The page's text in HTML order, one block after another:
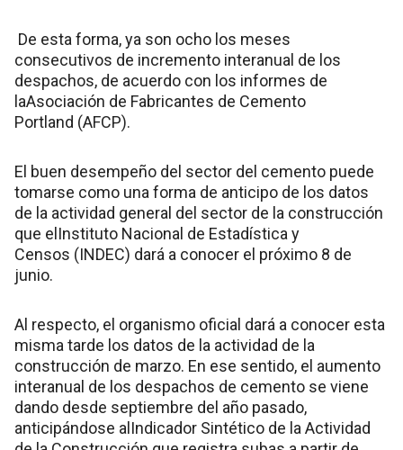
De esta forma, ya son ocho los meses
consecutivos de incremento interanual de los
despachos, de acuerdo con los informes de
laAsociación de Fabricantes de Cemento
Portland (AFCP).
El buen desempeño del sector del cemento puede
tomarse como una forma de anticipo de los datos
de la actividad general del sector de la construcción
que elInstituto Nacional de Estadística y
Censos (INDEC) dará a conocer el próximo 8 de
junio.
Al respecto, el organismo oficial dará a conocer esta
misma tarde los datos de la actividad de la
construcción de marzo. En ese sentido, el aumento
interanual de los despachos de cemento se viene
dando desde septiembre del año pasado,
anticipándose alIndicador Sintético de la Actividad